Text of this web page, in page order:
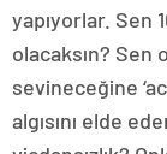
yapıyorlar. Sen
olacaksın?
sevineceğine
algısını elde